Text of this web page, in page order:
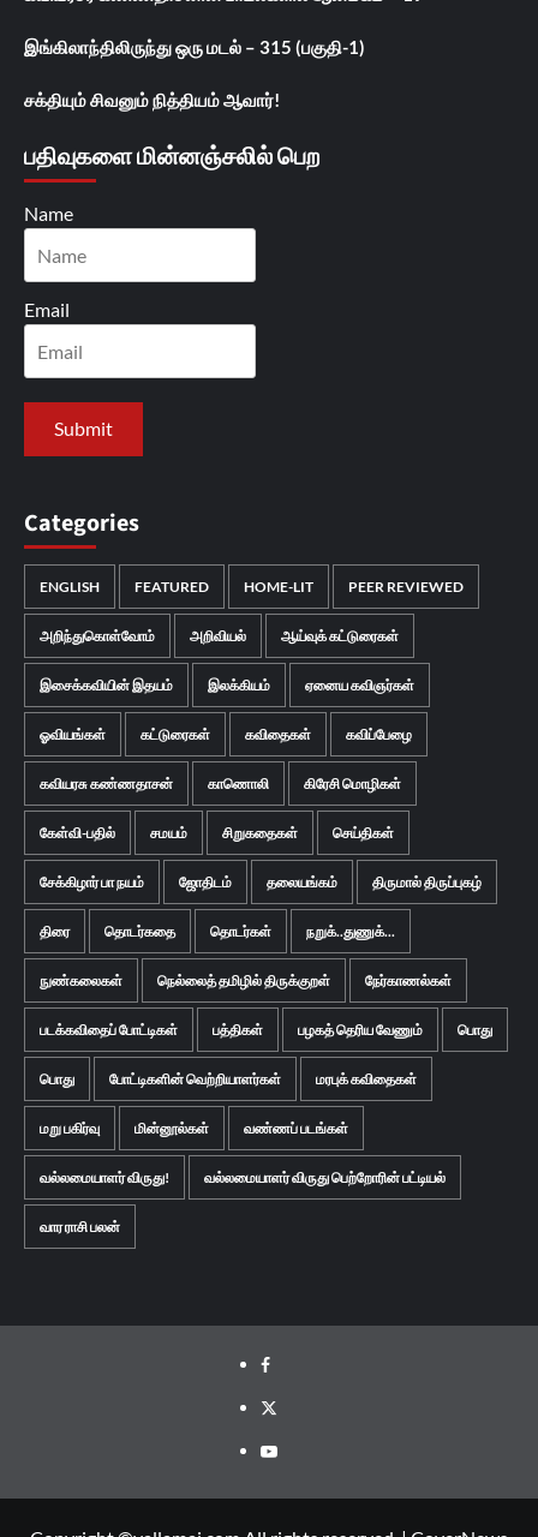
இங்கிலாந்திலிருந்து ஒரு மடல் – 315 (பகுதி-1)
சக்தியும் சிவனும் நித்தியம் ஆவார்!
பதிவுகளை மின்னஞ்சலில் பெற
Name
Email
Categories
ENGLISH FEATURED HOME-LIT PEER REVIEWED
அறிந்துகொள்வோம் அறிவியல் ஆய்வுக் கட்டுரைகள்
இசைக்கவியின் இதயம் இலக்கியம் ஏனைய கவிஞர்கள்
ஓவியங்கள் கட்டுரைகள் கவிதைகள் கவிப்பேழை
கவியரசு கண்ணதாசன் காணொலி கிரேசி மொழிகள்
கேள்வி-பதில் சமயம் சிறுகதைகள் செய்திகள்
சேக்கிழார் பா நயம் ஜோதிடம் தலையங்கம் திருமால் திருப்புகழ்
திரை தொடர்கதை தொடர்கள் நறுக்..துணுக்...
நுண்கலைகள் நெல்லைத் தமிழில் திருக்குறள் நேர்காணல்கள்
படக்கவிதைப் போட்டிகள் பத்திகள் பழகத் தெரிய வேணும் பொது
பொது போட்டிகளின் வெற்றியாளர்கள் மரபுக் கவிதைகள்
மறு பகிர்வு மின்னூல்கள் வண்ணப் படங்கள்
வல்லமையாளர் விருது! வல்லமையாளர் விருது பெற்றோரின் பட்டியல்
வார ராசி பலன்
Facebook
Twitter
Youtube